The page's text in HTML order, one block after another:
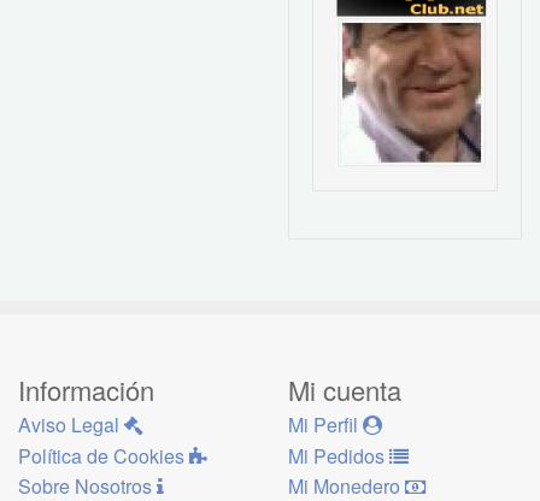
Información
Aviso Legal
Política de Cookies
Sobre Nosotros
Mi cuenta
Mi Perfil
Mi Pedidos
Mi Monedero